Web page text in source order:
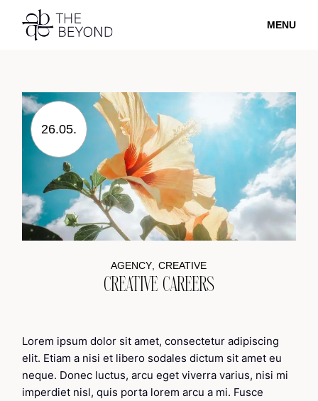
MENU
26.05.
AGENCY CREATIVE
CREATIVE CAREERS
Lorem ipsum dolor sit amet, consectetur adipiscing
elit. Etiam a nisi et libero sodales dictum sit amet eu
neque. Donec luctus, arcu eget viverra varius, nisi mi
imperdiet nisl, quis porta lorem arcu a mi. Fusce